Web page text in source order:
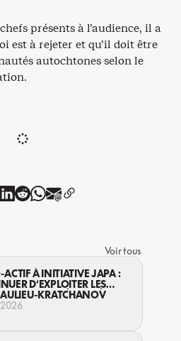
présents à l’audience, il a
est à rejeter et qu’il doit être
autochtones selon le
Voir tous
ACTIF À INITIATIVE JAPA :
D’EXPLOITER LES
DANS LA LÉGALITÉ?
KRATCHANOV